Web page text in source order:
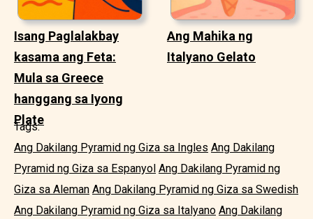
Isang Paglalakbay
kasama ang Feta:
Mula sa Greece
hanggang sa Iyong
Plate
Ang Mahika ng
Italyano Gelato
Tags:
Ang Dakilang Pyramid ng Giza sa Ingles Ang Dakilang
Pyramid ng Giza sa Espanyol Ang Dakilang Pyramid ng
Giza sa Aleman Ang Dakilang Pyramid ng Giza sa Swedish
Ang Dakilang Pyramid ng Giza sa Italyano Ang Dakilang